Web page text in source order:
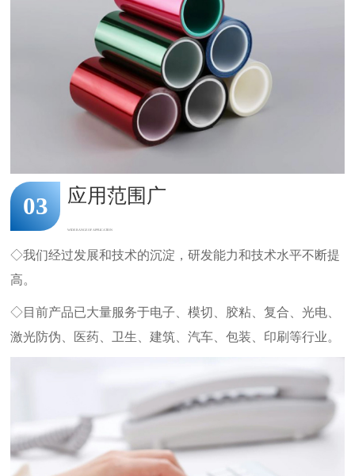
03 应用范围广
WIDE RANGE OF APPLICATION
◇我们经过发展和技术的沉淀，研发能力和技术水平不断提
高。
◇目前产品已大量服务于电子、模切、胶粘、复合、光电、
激光防伪、医药、卫生、建筑、汽车、包装、印刷等行业。